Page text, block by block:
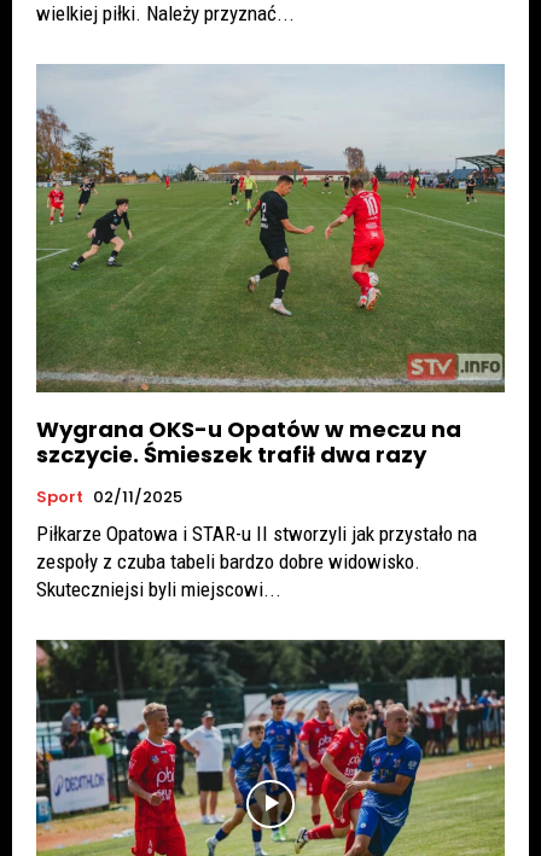
wielkiej piłki. Należy przyznać...
Wygrana OKS-u Opatów w meczu na
szczycie. Śmieszek trafił dwa razy
Sport 02/11/2025
Piłkarze Opatowa i STAR-u II stworzyli jak przystało na
zespoły z czuba tabeli bardzo dobre widowisko.
Skuteczniejsi byli miejscowi...